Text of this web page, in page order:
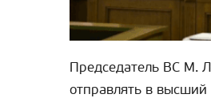
Председатель ВС М.
отправлять в